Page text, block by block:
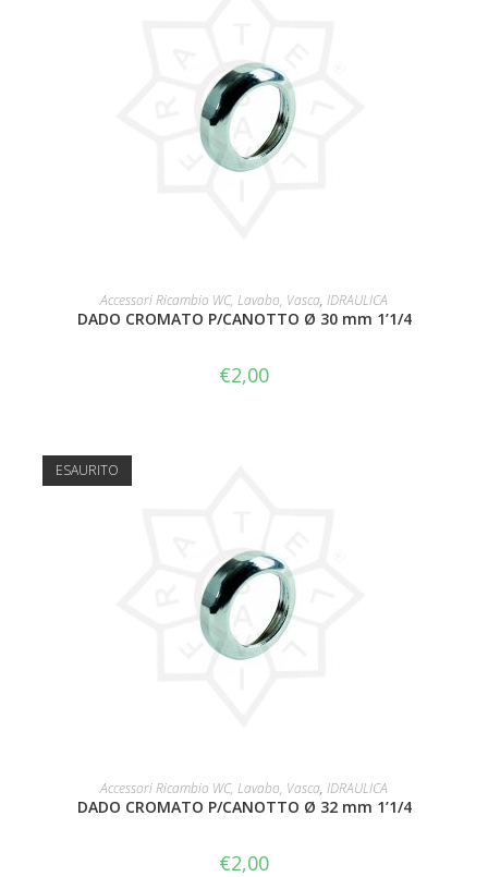
AGGIUNGI AL CARRELLO
Accessori Ricambio WC, Lavabo, Vasca, IDRAULICA
DADO CROMATO P/CANOTTO Ø 30 mm 1’1/4
€2,00
ESAURITO
LEGGI TUTTO
Accessori Ricambio WC, Lavabo, Vasca, IDRAULICA
DADO CROMATO P/CANOTTO Ø 32 mm 1’1/4
€2,00